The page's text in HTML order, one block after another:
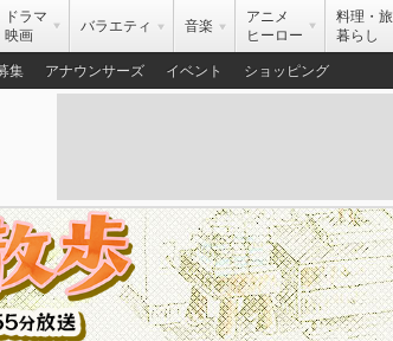
ドラマ
映画
バラエティ 音楽
アニメ
ヒーロー
料理・旅
暮らし
集 アナウンサーズ イベント ショッピング